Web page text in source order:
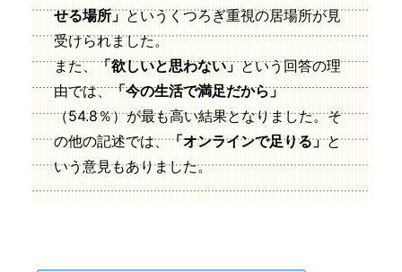
せる場所」というくつろぎ重視の居場所が見
受けられました。
また、「欲しいと思わない」という回答の理
由では、「今の生活で満足だから」
（54.8％）が最も高い結果となりました。そ
の他の記述では、「オンラインで足りる」と
いう意見もありました。